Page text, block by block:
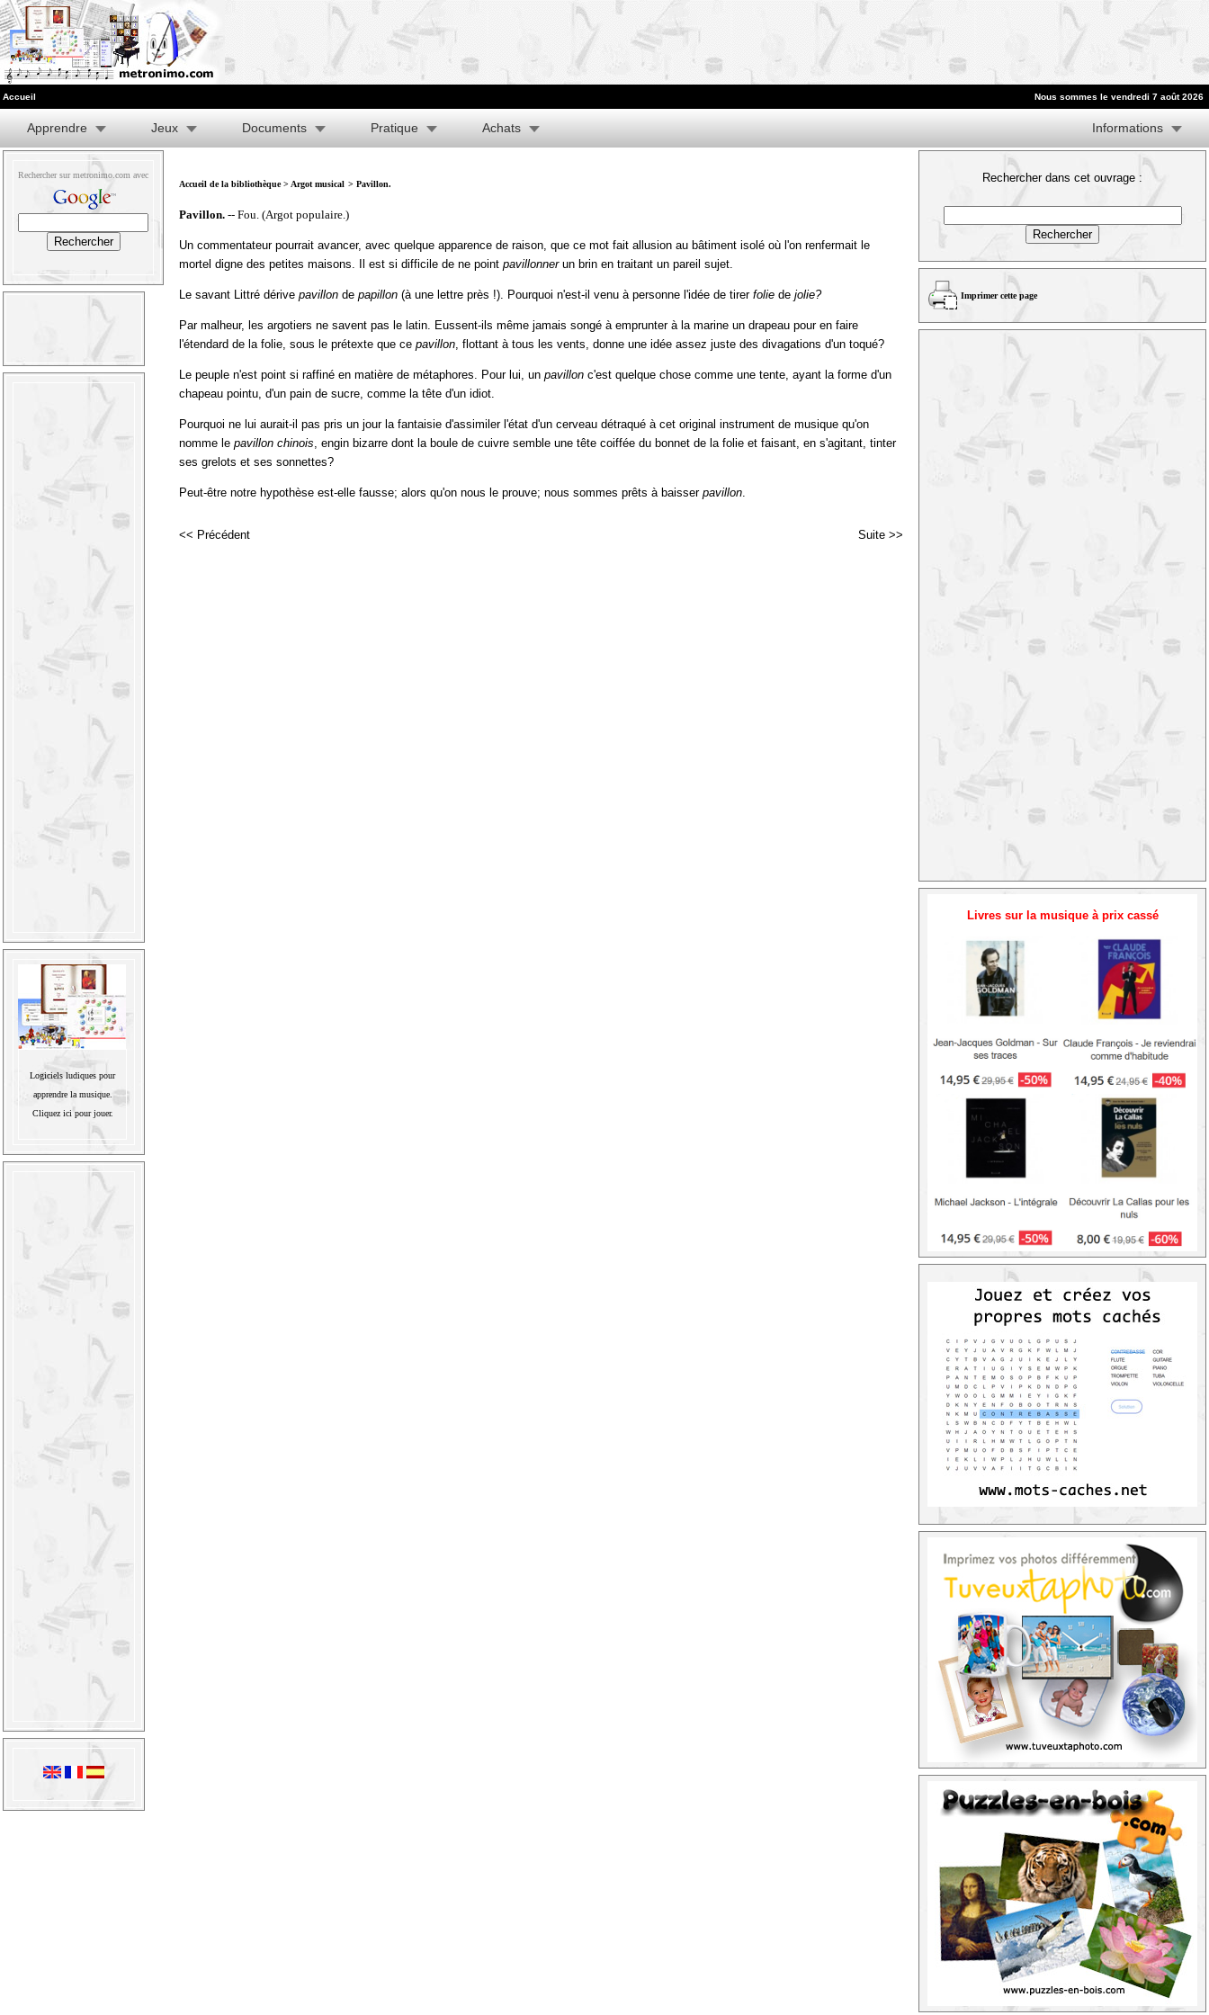
Accueil Nous sommes le vendredi 7 août 2026
Apprendre Jeux Documents Pratique Achats Informations
Rechercher sur metronimo.com avec
Logiciels ludiques pour
apprendre la musique.
Cliquez ici pour jouer.
Accueil de la bibliothèque> Argot musical > Pavillon.
Pavillon. -- Fou. (Argot populaire.)
Un commentateur pourrait avancer, avec quelque apparence de raison, que ce mot fait allusion au bâtiment isolé où l'on renfermait le
mortel digne des petites maisons. Il est si difficile de ne point pavillonnerun brin en traitant un pareil sujet.
Le savant Littré dérive pavillon de papillon (à une lettre près !). Pourquoi n'est-il venu à personne l'idée de tirer folie de jolie?
Par malheur, les argotiers ne savent pas le latin. Eussent-ils même jamais songé à emprunter à la marine un drapeau pour en faire
l'étendard de la folie, sous le prétexte que ce pavillon, flottant à tous les vents, donne une idée assez juste des divagations d'un toqué?
Le peuple n'est point si raffiné en matière de métaphores. Pour lui, un pavillon c'est quelque chose comme une tente, ayant la forme d'un
chapeau pointu, d'un pain de sucre, comme la tête d'un idiot.
Pourquoi ne lui aurait-il pas pris un jour la fantaisie d'assimiler l'état d'un cerveau détraqué à cet original instrument de musique qu'on
nomme le pavillon chinois, engin bizarre dont la boule de cuivre semble une tête coiffée du bonnet de la folie et faisant, en s'agitant, tinter
ses grelots et ses sonnettes?
Peut-être notre hypothèse est-elle fausse; alors qu'on nous le prouve; nous sommes prêts à baisser pavillon.
<< Précédent Suite >>
Rechercher dans cet ouvrage :
Imprimer cette page
Livres sur la musique à prix cassé